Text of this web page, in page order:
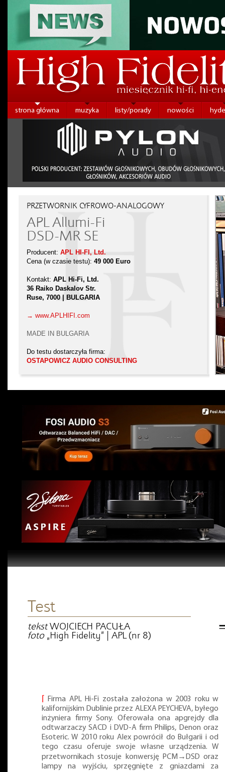
strona główna muzyka listy/porady nowości
PRZETWORNIK CYFROWO-ANALOGOWY
APL Allumi-Fi
DSD-MR SE
Producent: APL HI-FI, Ltd.
Cena (w czasie testu): 49 000 Euro
Kontakt: APL Hi-Fi, Ltd.
36 Raiko Daskalov Str.
Ruse, 7000 | BULGARIA
→ www.APLHIFI.com
MADE IN BULGARIA
Do testu dostarczyła firma:
OSTAPOWICZ AUDIO CONSULTING
Test
tekstWOJCIECH PACUŁA
foto„High Fidelity” | APL (nr 8)
Firma APL Hi-Fi została założona w 2003 roku w
kalifornijskim Dublinie przez ALEXA PEYCHEVA, byłego
inżyniera firmy Sony. Oferowała ona apgrejdy dla
odtwarzaczy SACD i DVD-A firm Philips, Denon oraz
Esoteric. W 2010 roku Alex powrócił do Bułgarii i od
tego czasu oferuje swoje własne urządzenia. W
przetwornikach stosuje konwersję PCM→DSD oraz
lampy na wyjściu, sprzęgnięte z gniazdami za